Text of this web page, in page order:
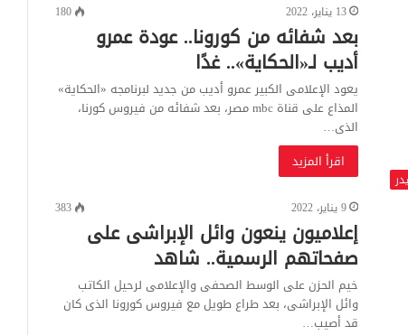
13 يناير، 2022
180
بعد شفائه من كورونا.. عودة عمرو
أديب لـ«الحكاية».. غدًا
يعود الإعلامى الكبير عمرو أديب من جديد لبرنامجه «الحكاية»
المذاع على قناة mbc مصر، بعد شفائه من فيروس كورنا،
الذى…
اقرأ المزيد
9 يناير، 2022
383
إعلاميون ينعون وائل الإبراشى على
صفحاتهم الرسمية.. شاهد
خيم الحزن على الوسط الصحفى والإعلامى لرحيل الكاتب
وائل الإبراشى، بعد طراع طويل مع فيروس كورونا الذى كان
قد أصيب…